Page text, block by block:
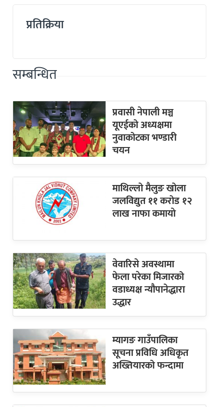
प्रतिक्रिया
सम्बन्धित
प्रवासी नेपाली मञ्च
यूएईको अध्यक्षमा
नुवाकोटका भण्डारी
चयन
माथिल्लो मैलुङ खोला
जलविद्युत ११ करोड १२
लाख नाफा कमायाे
वेवारिसे अवस्थामा
फेला परेका मिजारको
वडाध्यक्ष न्यौपानेद्धारा
उद्धार
म्यागङ गाउँपालिका
सूचना प्रविधि अधिकृत
अख्तियारको फन्दामा